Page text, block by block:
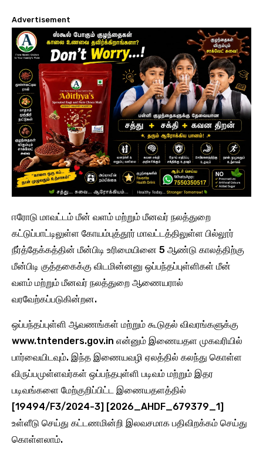
Advertisement
ஈரோடு மாவட்டம் மீன் வளம் மற்றும் மீனவர் நலத்துறை
கட்டுப்பாட்டிலுள்ள கோயம்புத்தூர் மாவட்டத்திலுள்ள பில்லூர்
நீர்த்தேக்கத்தின் மீன்பிடி உரிமையினை 5 ஆண்டு காலத்திற்கு
மீன்பிடி குத்தகைக்கு விடமின்னனு ஒப்பந்தப்புள்ளிகள் மீன்
வளம் மற்றும் மீனவர் நலத்துறை ஆணையரால்
வரவேற்கப்படுகின்றன.
ஒப்பந்தப்புள்ளி ஆவணங்கள் மற்றும் கூடுதல் விவரங்களுக்கு
www.tntenders.gov.in என்னும் இணையதள முகவரியில்
பார்வையிடவும். இந்த இணையவழி ஏலத்தில் கலந்து கொள்ள
விருப்பமுள்ளவர்கள் ஒப்பந்தபுள்ளி படிவம் மற்றும் இதர
படிவங்களை மேற்குறிப்பிட்ட இணையதளத்தில்
[19494/F3/2024-3] [2026_AHDF_679379_1]
உள்ளீடு செய்து கட்டணமின்றி இலவசமாக பதிவிறக்கம் செய்து
கொள்ளலாம்.